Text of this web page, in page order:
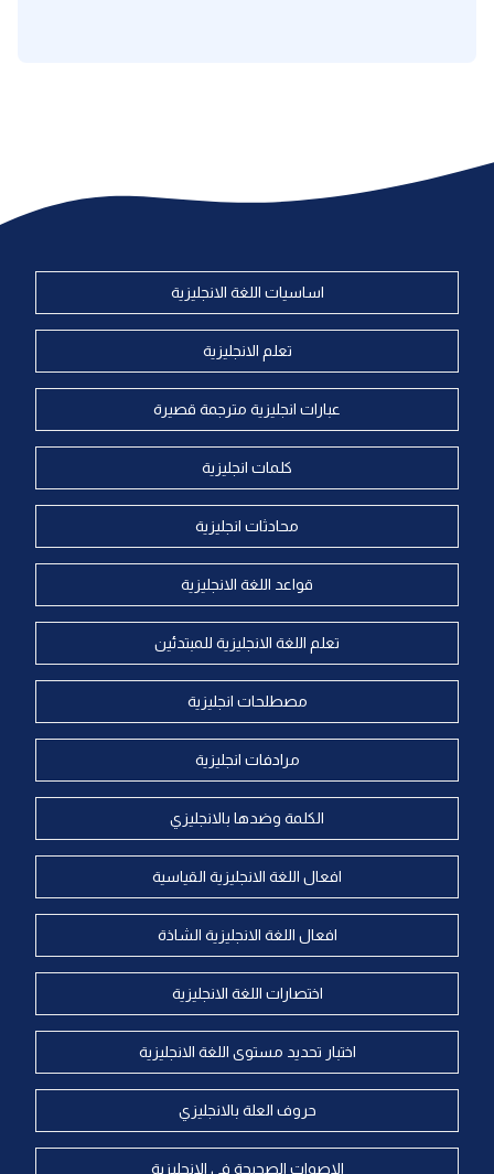
اساسيات اللغة الانجليزية
تعلم الانجليزية
عبارات انجليزية مترجمة قصيرة
كلمات انجليزية
محادثات انجليزية
قواعد اللغة الانجليزية
تعلم اللغة الانجليزية للمبتدئين
مصطلحات انجليزية
مرادفات انجليزية
الكلمة وضدها بالانجليزي
افعال اللغة الانجليزية القياسية
افعال اللغة الانجليزية الشاذة
اختصارات اللغة الانجليزية
اختبار تحديد مستوى اللغة الانجليزية
حروف العلة بالانجليزي
الاصوات الصحيحة في الانجليزية